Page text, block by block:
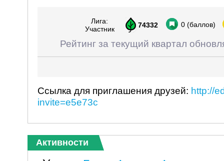
Лига:
Участник
74332 0 (баллов)
Рейтинг за текущий квартал
Ссылка для приглашения друзей: http://
invite=e5e73c
Активности